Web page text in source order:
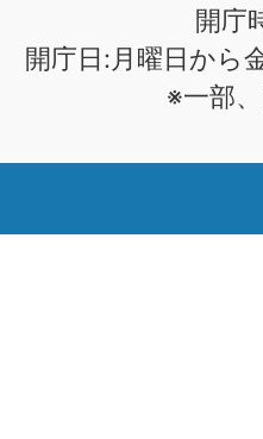
開庁
開庁日:月曜日から
※一部